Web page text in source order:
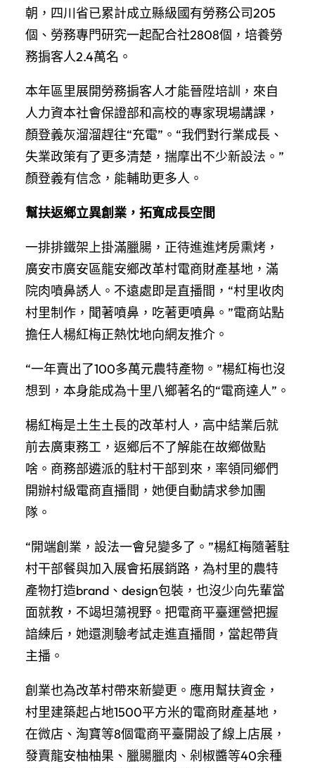
朝，四川省已累計成立縣級國有勞務公司205
個、勞務專門研究一起配合社2808個，培養勞
務掮客人2.4萬名。
本年區里展開勞務掮客人才能晉陞培訓，來自
人力資本社會保證部和高校的專家現場講課，
顏登義灰溜溜趕往“充電”。“我們對行業成長、
失業政策有了更多清楚，揣摩出不少新設法。”
顏登義有信念，能輔助更多人。
幫扶返鄉立異創業，拓寬成長空間
一排排鐵架上掛滿臘腸，正待進進烤房熏烤，
廣安市廣安區龍安鄉改革村電商財產基地，滿
院肉噴鼻誘人。不遠處即是直播間，“村里收肉
村里制作，聞著噴鼻，吃著更噴鼻。”電商站點
擔任人楊紅梅正熱忱地向網友推介。
“一年賣出了100多萬元農特產物。”楊紅梅也沒
想到，本身能成為十里八鄉著名的“電商達人”。
楊紅梅是土生土長的改革村人，高中結業后就
前去廣東務工，返鄉后不了解能在故鄉做點
啥。商務部遴派的駐村干部到來，率領同鄉們
開辦村級電商直播間，她便自動請求參加團
隊。
“開端創業，設法一會兒變多了。”楊紅梅隨著駐
村干部餐與加入展會拓展銷路，為村里的農特
產物打造brand、design包裝，也沒少向先輩當
面就教，不竭坦蕩視野。把電商平臺運營把握
諳練后，她還測驗考試走進直播間，當起帶貨
主播。
創業也為改革村帶來新變更。應用幫扶資金，
村里建築起占地1500平方米的電商財產基地，
在微店、淘寶等8個電商平臺開設了線上店展，
發賣龍安柚柚果、臘腸臘肉、剁椒醬等40余種